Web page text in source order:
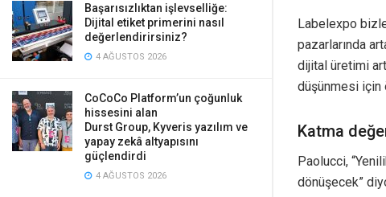
Başarısızlıktan işlevselliğe:
Dijital etiket primerini nasıl
değerlendirirsiniz?
4 AĞUSTOS 2026
CoCoCo Platform’un çoğunluk
hissesini alan
Durst Group, Kyveris yazılım ve
yapay zekâ altyapısını
güçlendirdi
4 AĞUSTOS 2026
Labelexpo
pazarlarında
dijital üretimi
düşünmesi için
Katma
Paolucci,
dönüşecek”